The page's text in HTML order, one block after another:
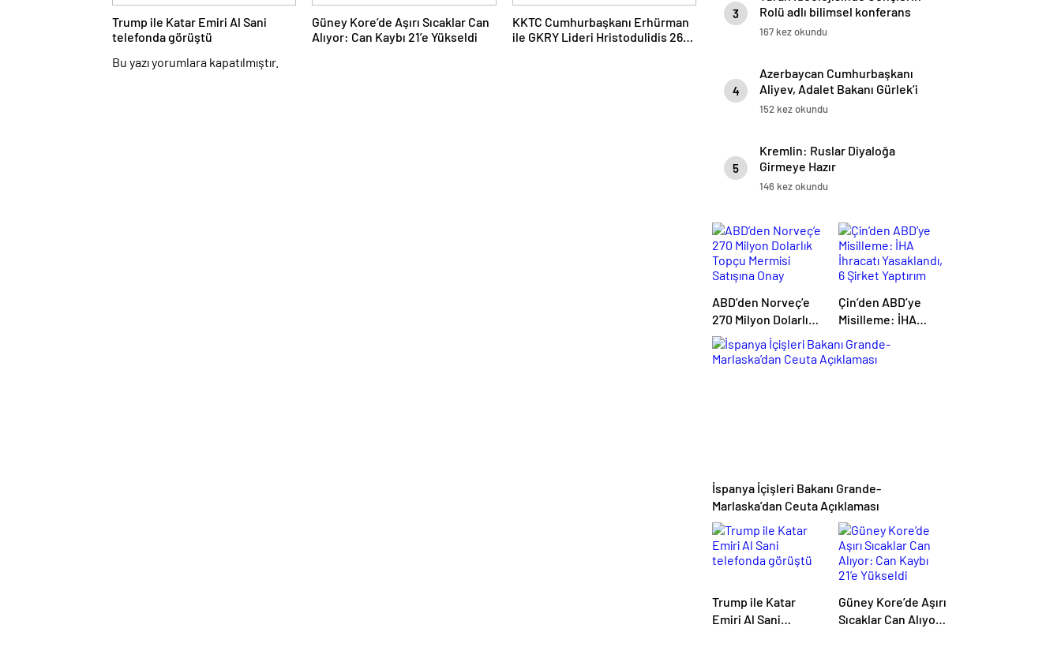
Trump ile Katar Emiri Al Sani
telefonda görüştü
Güney Kore’de Aşırı Sıcaklar Can
Alıyor: Can Kaybı 21’e Yükseldi
KKTC Cumhurbaşkanı Erhürman
ile GKRY Lideri Hristodulidis 26
Bu yazı yorumlara kapatılmıştır.
3
Rolü adlı bilimsel konferans
Bakü’ de yapıldı
167 kez okundu
4
Azerbaycan Cumhurbaşkanı
Aliyev, Adalet Bakanı Gürlek’i
Kabul Etti
152 kez okundu
5
Kremlin: Ruslar Diyaloğa
Girmeye Hazır
146 kez okundu
ABD’den Norveç’e
270 Milyon Dolarlık
Topçu Mermisi
Satışına Onay
Çin’den ABD’ye
Misilleme: İHA
İhracatı Yasaklandı,
6 Şirket Yaptırım
İspanya İçişleri Bakanı Grande-
Marlaska’dan Ceuta Açıklaması
Trump ile Katar
Emiri Al Sani
Güney Kore’de Aşırı
Sıcaklar Can Alıyor: